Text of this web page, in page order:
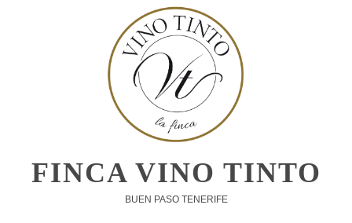
FINCA VINO TINTO
BUEN PASO TENERIFE